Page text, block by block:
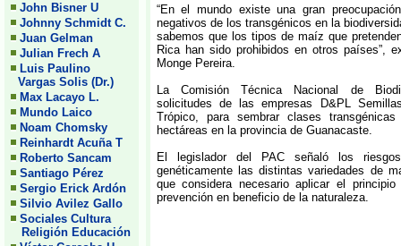
John Bisner U
Johnny Schmidt C.
Juan Gelman
Julian Frech A
Luis Paulino
Vargas Solis (Dr.)
Max Lacayo L.
Mundo Laico
Noam Chomsky
Reinhardt Acuña T
Roberto Sancam
Santiago Pérez
Sergio Erick Ardón
Silvio Avilez Gallo
Sociales Cultura
Religión Educación
“En el mundo existe una gran
negativos de los transgénicos en la
sabemos que los tipos de maíz que
Rica han sido prohibidos en otros países”,
Monge Pereira.
La Comisión Técnica Nacional de
solicitudes de las empresas D&PL
Trópico, para sembrar clases
hectáreas en la provincia de Guanacaste.
El legislador del PAC señaló los
genéticamente las distintas variedades de
que considera necesario aplicar el
prevención en beneficio de la naturaleza.